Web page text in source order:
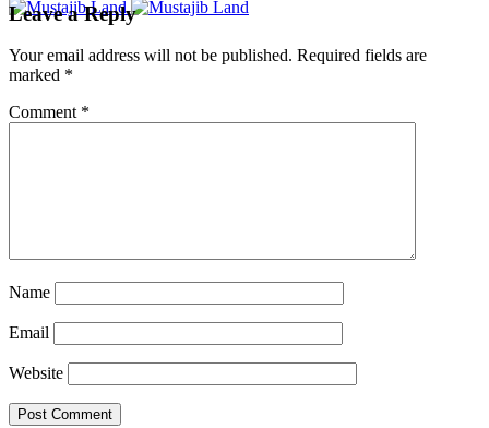
Leave a Reply
Your email address will not be published. Required fields are
marked *
Comment *
Name
Email
Website